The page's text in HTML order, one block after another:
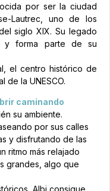
por ser la ciudad
Lautrec, uno de los
siglo XIX. Su legado
y forma parte de su
el centro histórico de
de la UNESCO.
caminando
su ambiente.
por sus calles
y disfrutando de las
ritmo más relajado
grandes, algo que
Albi consigue